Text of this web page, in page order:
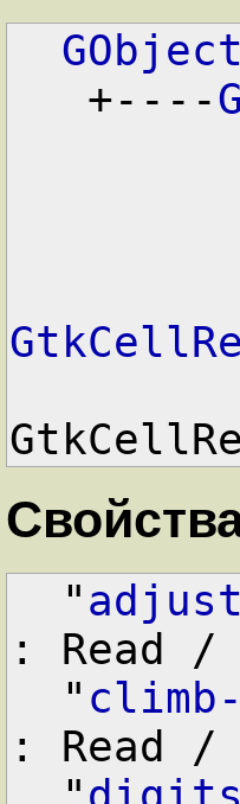
GObject
   +----
  "
: Read /
  "
: Read /